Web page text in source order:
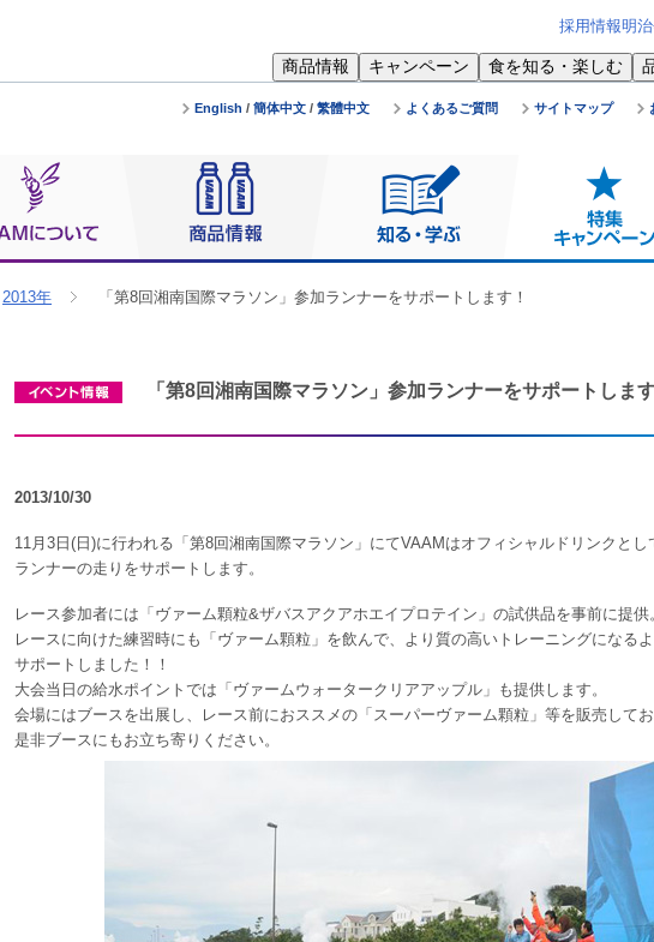
商品情報 キャンペーン 食を知る・楽しむ
採用情報明
English / 簡体中文 / 繁體中文 よくあるご質問 サイトマップ
2013年 「第8回湘南国際マラソン」参加ランナーをサポートします！
「第8回湘南国際マラソン」参加ランナーをサポートします
2013/10/30
11月3日(日)に行われる「第8回湘南国際マラソン」にてVAAMはオフィシャルドリンクとし
ランナーの走りをサポートします。
レース参加者には「ヴァーム顆粒&ザバスアクアホエイプロテイン」の試供品を事前に提供
レースに向けた練習時にも「ヴァーム顆粒」を飲んで、より質の高いトレーニングになるよ
サポートしました！！
大会当日の給水ポイントでは「ヴァームウォータークリアアップル」も提供します。
会場にはブースを出展し、レース前におススメの「スーパーヴァーム顆粒」等を販売してお
是非ブースにもお立ち寄りください。